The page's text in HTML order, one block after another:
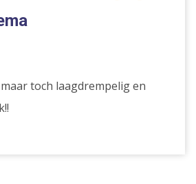
toch laagdrempelig en